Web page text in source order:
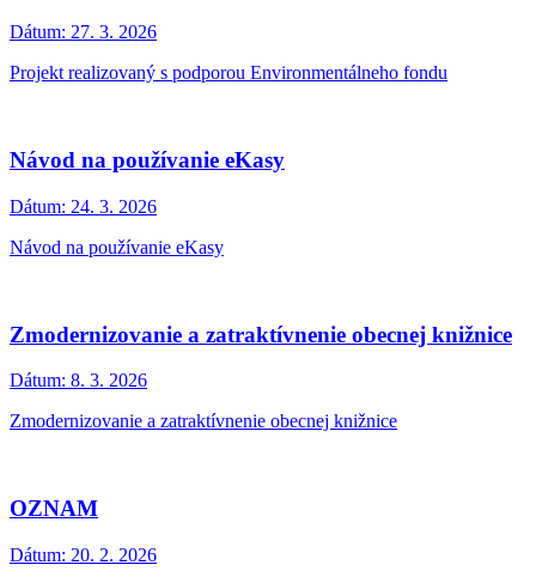
Dátum: 27. 3. 2026
Projekt realizovaný s podporou Environmentálneho fondu
Návod na používanie eKasy
Dátum: 24. 3. 2026
Návod na používanie eKasy
Zmodernizovanie a zatraktívnenie obecnej knižnice
Dátum: 8. 3. 2026
Zmodernizovanie a zatraktívnenie obecnej knižnice
OZNAM
Dátum: 20. 2. 2026